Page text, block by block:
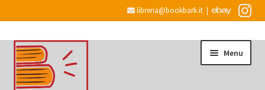
libreria@bookbark.it |
Vai
alla
navigazione
Vai
al
contenuto
Menu